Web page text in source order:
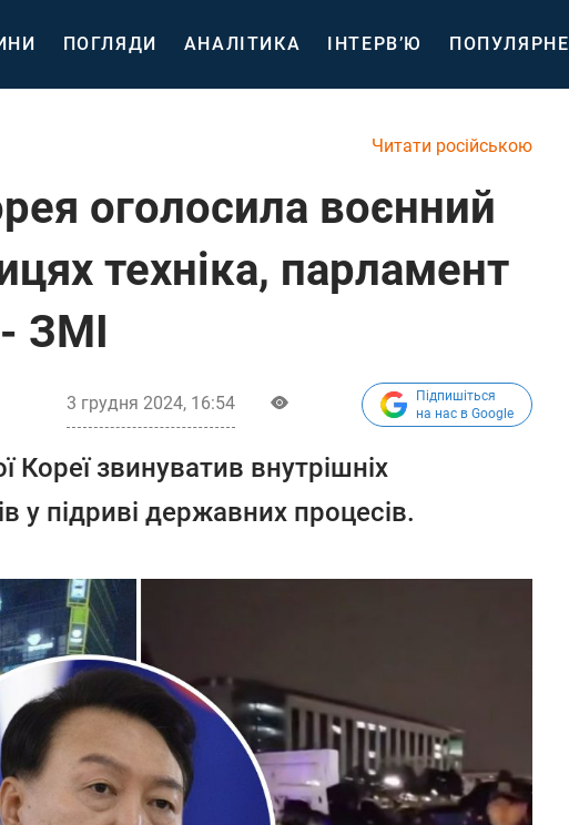
ПОГЛЯДИ АНАЛІТИКА ІНТЕРВ’Ю ПОПУЛЯРНЕ
Читати російською
оголосила воєнний
техніка, парламент
ЗМІ
3 грудня 2024, 16:54
Підпишіться
на нас в Google
Кореї звинуватив внутрішніх
у підриві державних процесів.